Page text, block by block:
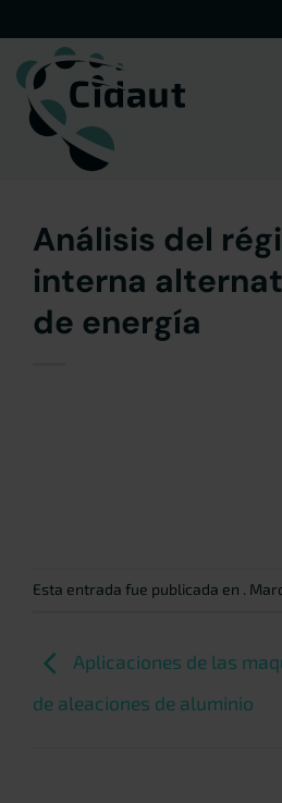
al
contenido
Análisis del
interna
de energía
Esta entrada fue publicada en .
Aplicaciones de las
de aleaciones de aluminio